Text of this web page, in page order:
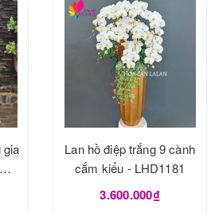
gia
Lan hồ điệp trắng 9 cành
cắm kiểu - LHD1181
3.600.000₫